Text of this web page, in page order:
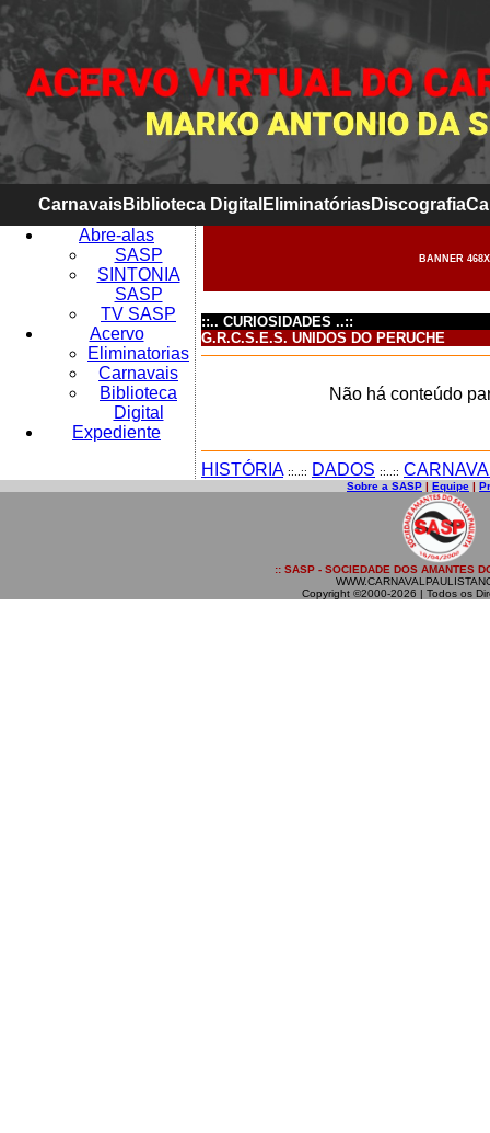
CarnavaisBiblioteca Digital EliminatóriasDiscografia
Abre-alas
SASP
SINTONIA
SASP
TV SASP
Acervo
Eliminatorias
Carnavais
Biblioteca
Digital
Expediente
BANNER
::.. CURIOSIDADES ..::
G.R.C.S.E.S. UNIDOS DO PERUCHE
Não há conteúdo
HISTÓRIA ::..:: DADOS ::..::
Sobre a SASP | Equipe |
:: SASP - SOCIEDADE DOS AMANTES
Copyright ©2000-2026 | Todos os